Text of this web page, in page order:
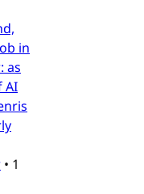
in
as
AI
• 1